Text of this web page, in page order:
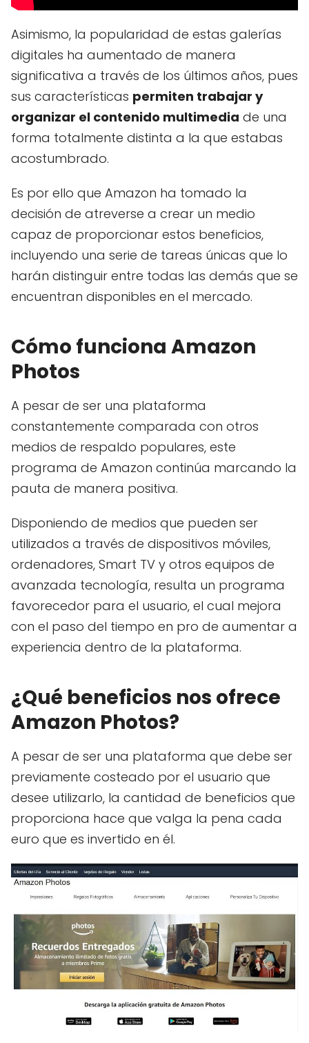
Asimismo, la popularidad de estas galerías
digitales ha aumentado de manera
significativa a través de los últimos años, pues
sus características permiten trabajar y
organizar el contenido multimedia de una
forma totalmente distinta a la que estabas
acostumbrado.
Es por ello que Amazon ha tomado la
decisión de atreverse a crear un medio
capaz de proporcionar estos beneficios,
incluyendo una serie de tareas únicas que lo
harán distinguir entre todas las demás que se
encuentran disponibles en el mercado.
Cómo funciona Amazon
Photos
A pesar de ser una plataforma
constantemente comparada con otros
medios de respaldo populares, este
programa de Amazon continúa marcando la
pauta de manera positiva.
Disponiendo de medios que pueden ser
utilizados a través de dispositivos móviles,
ordenadores, Smart TV y otros equipos de
avanzada tecnología, resulta un programa
favorecedor para el usuario, el cual mejora
con el paso del tiempo en pro de aumentar a
experiencia dentro de la plataforma.
¿Qué beneficios nos ofrece
Amazon Photos?
A pesar de ser una plataforma que debe ser
previamente costeado por el usuario que
desee utilizarlo, la cantidad de beneficios que
proporciona hace que valga la pena cada
euro que es invertido en él.